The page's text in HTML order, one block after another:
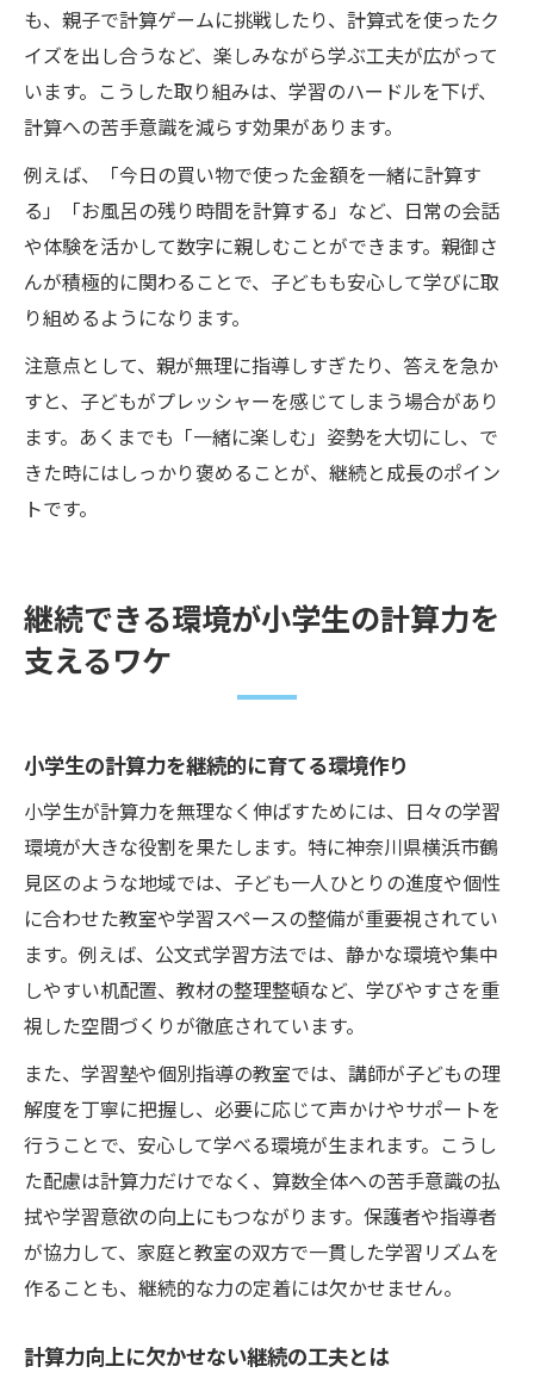
も、親子で計算ゲームに挑戦したり、計算式を使ったク
イズを出し合うなど、楽しみながら学ぶ工夫が広がって
います。こうした取り組みは、学習のハードルを下げ、
計算への苦手意識を減らす効果があります。
例えば、「今日の買い物で使った金額を一緒に計算す
る」「お風呂の残り時間を計算する」など、日常の会話
や体験を活かして数字に親しむことができます。親御さ
んが積極的に関わることで、子どもも安心して学びに取
り組めるようになります。
注意点として、親が無理に指導しすぎたり、答えを急か
すと、子どもがプレッシャーを感じてしまう場合があり
ます。あくまでも「一緒に楽しむ」姿勢を大切にし、で
きた時にはしっかり褒めることが、継続と成長のポイン
トです。
継続できる環境が小学生の計算力を
支えるワケ
小学生の計算力を継続的に育てる環境作り
小学生が計算力を無理なく伸ばすためには、日々の学習
環境が大きな役割を果たします。特に神奈川県横浜市鶴
見区のような地域では、子ども一人ひとりの進度や個性
に合わせた教室や学習スペースの整備が重要視されてい
ます。例えば、公文式学習方法では、静かな環境や集中
しやすい机配置、教材の整理整頓など、学びやすさを重
視した空間づくりが徹底されています。
また、学習塾や個別指導の教室では、講師が子どもの理
解度を丁寧に把握し、必要に応じて声かけやサポートを
行うことで、安心して学べる環境が生まれます。こうし
た配慮は計算力だけでなく、算数全体への苦手意識の払
拭や学習意欲の向上にもつながります。保護者や指導者
が協力して、家庭と教室の双方で一貫した学習リズムを
作ることも、継続的な力の定着には欠かせません。
計算力向上に欠かせない継続の工夫とは